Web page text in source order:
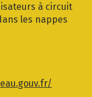
à circuit
les nappes